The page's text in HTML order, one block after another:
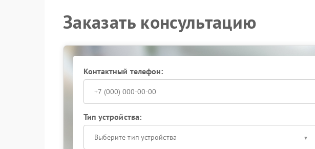
Заказать консультацию
Контактный телефон:
Тип устройства:
Выберите тип устройства